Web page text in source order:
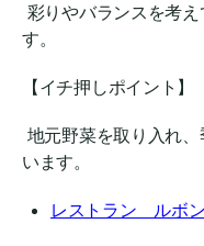
彩りやバランスを考
す。
【イチ押しポイント】
地元野菜を取り入れ
います。
レストラン ルボ